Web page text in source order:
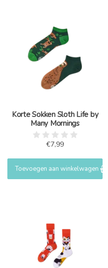
Korte Sokken Sloth Life by
Many Mornings
€7,99
Toevoegen aan winkelwagen